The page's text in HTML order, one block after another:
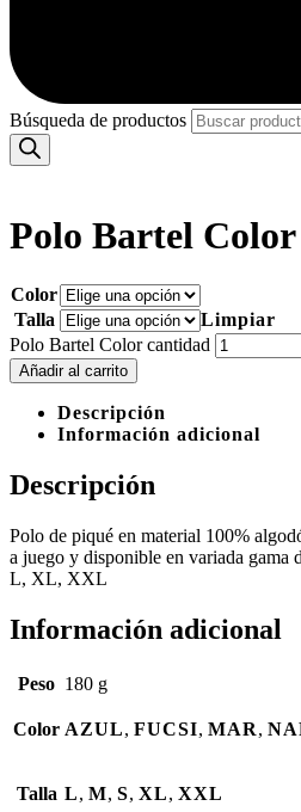
Búsqueda de productos
Polo Bartel Color
Color
Talla
Limpiar
Polo Bartel Color cantidad
Añadir al carrito
Descripción
Información adicional
Descripción
Polo de piqué en material 100%
a juego y disponible en variada gama
L, XL, XXL
Información adicional
Peso 180 g
Color AZUL, FUCSI, MAR,
Talla L, M, S, XL, XXL